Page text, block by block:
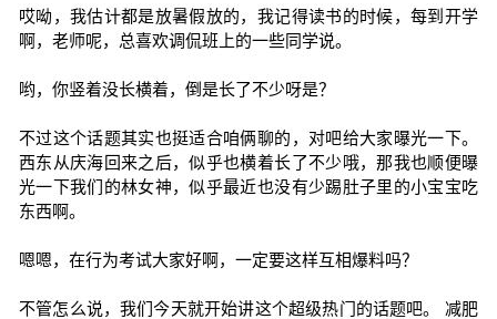
哎呦，我估计都是放暑假放的，我记得读书的时候，每到开学
啊，老师呢，总喜欢调侃班上的一些同学说。
哟，你竖着没长横着，倒是长了不少呀是？
不过这个话题其实也挺适合咱俩聊的，对吧给大家曝光一下。
西东从庆海回来之后，似乎也横着长了不少哦，那我也顺便曝
光一下我们的林女神，似乎最近也没有少踢肚子里的小宝宝吃
东西啊。
嗯嗯，在行为考试大家好啊，一定要这样互相爆料吗？
不管怎么说，我们今天就开始讲这个超级热门的话题吧。 减肥